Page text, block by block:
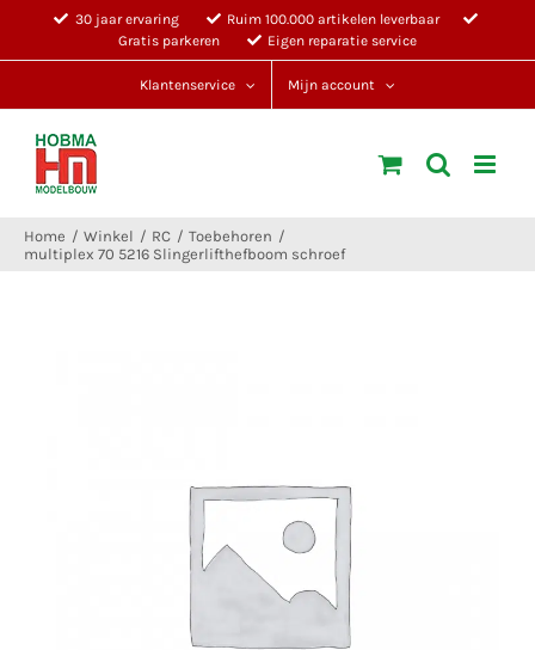
30 jaar ervaring
Ruim 100.000 artikelen leverbaar
Gratis parkeren
Eigen reparatie service
Klantenservice Mijn account
Home Winkel RC
Toebehoren
multiplex 70 5216 Slingerlifthefboom schroef